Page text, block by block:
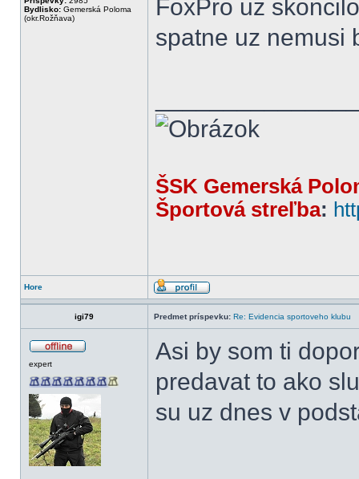
Bydlisko: Gemerská Poloma
(okr.Rožňava)
FoxPro uz
spatne uz nemusi
ŠSK Gemerská
Športová streľba:
Hore
igi79 Predmet príspevku: Re: Evidencia sportoveho klubu
expert
Asi by som ti
predavat to ako
su uz dnes v